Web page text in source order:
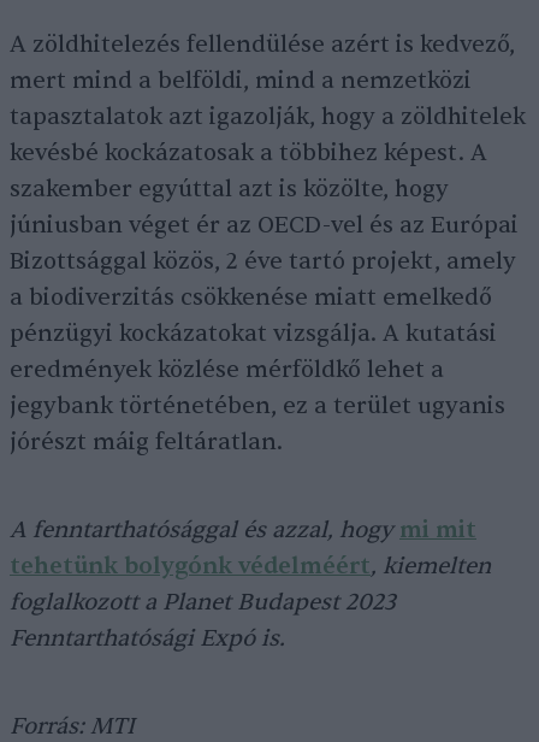
A zöldhitelezés fellendülése azért is kedvező,
mert mind a belföldi, mind a nemzetközi
tapasztalatok azt igazolják, hogy a zöldhitelek
kevésbé kockázatosak a többihez képest. A
szakember egyúttal azt is közölte, hogy
júniusban véget ér az OECD-vel és az Európai
Bizottsággal közös, 2 éve tartó projekt, amely
a biodiverzitás csökkenése miatt emelkedő
pénzügyi kockázatokat vizsgálja. A kutatási
eredmények közlése mérföldkő lehet a
jegybank történetében, ez a terület ugyanis
jórészt máig feltáratlan.
A fenntarthatósággal és azzal, hogymi mit
tehetünk bolygónk védelméért, kiemelten
foglalkozott a Planet Budapest 2023
Fenntarthatósági Expó is.
Forrás: MTI